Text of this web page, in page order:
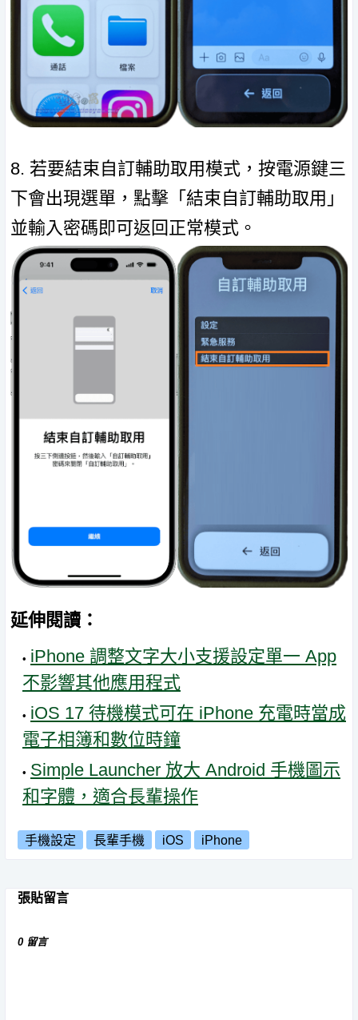
8. 若要結束自訂輔助取用模式，按電源鍵三
下會出現選單，點擊「結束自訂輔助取用」
並輸入密碼即可返回正常模式。
延伸閱讀：
iPhone 調整文字大小支援設定單一 App
不影響其他應用程式
iOS 17 待機模式可在 iPhone 充電時當成
電子相簿和數位時鐘
Simple Launcher 放大 Android 手機圖示
和字體，適合長輩操作
手機設定 長輩手機 iOS iPhone
張貼留言
0 留言